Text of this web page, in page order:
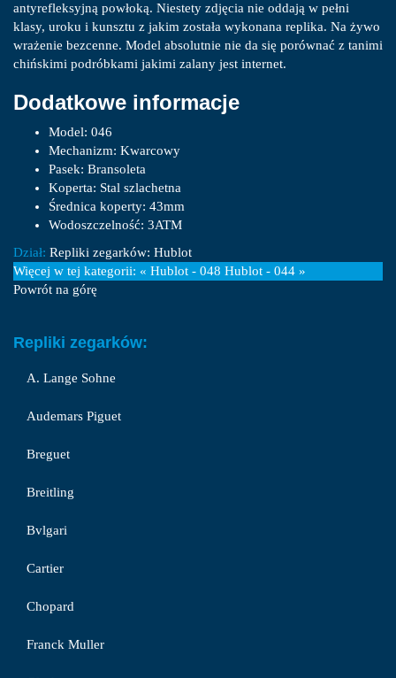
antyrefleksyjną powłoką. Niestety zdjęcia nie oddają w pełni
klasy, uroku i kunsztu z jakim została wykonana replika. Na żywo
wrażenie bezcenne. Model absolutnie nie da się porównać z tanimi
chińskimi podróbkami jakimi zalany jest internet.
Dodatkowe informacje
Model: 046
Mechanizm: Kwarcowy
Pasek: Bransoleta
Koperta: Stal szlachetna
Średnica koperty: 43mm
Wodoszczelność: 3ATM
Dział: Repliki zegarków: Hublot
Więcej w tej kategorii: « Hublot - 048 Hublot - 044 »
Powrót na górę
Repliki zegarków:
A. Lange Sohne
Audemars Piguet
Breguet
Breitling
Bvlgari
Cartier
Chopard
Franck Muller